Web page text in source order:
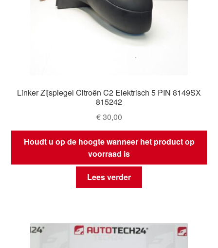
Linker Zijspiegel Citroën C2 Elektrisch 5 PIN 8149SX
815242
€30,00
Houdt u op de hoogte wanneer het product op
voorraad is
Lees verder